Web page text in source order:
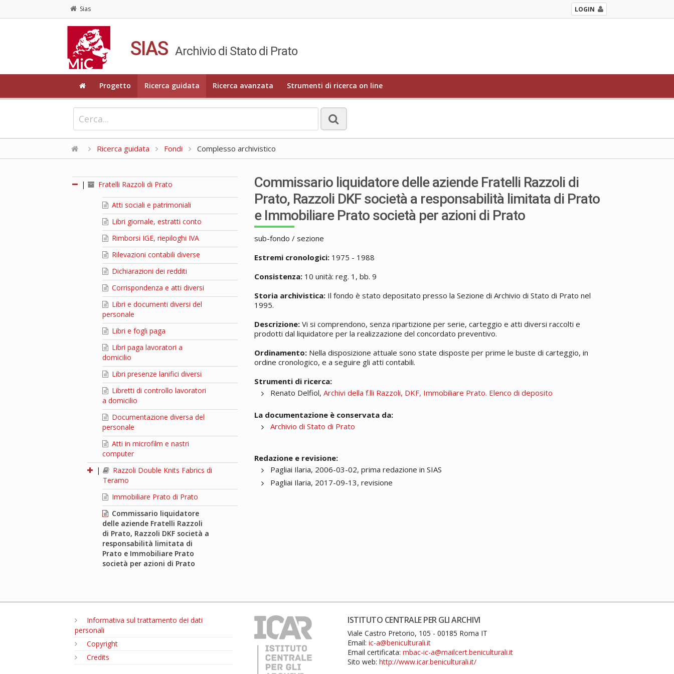
Sias LOGIN
SIAS Archivio di Stato di Prato
Progetto Ricerca guidata Ricerca avanzata Strumenti di ricerca on line
Ricerca guidata Fondi Complesso archivistico
| Fratelli Razzoli di Prato
Atti sociali e patrimoniali
Libri giornale, estratti conto
Rimborsi IGE, riepiloghi IVA
Rilevazioni contabili diverse
Dichiarazioni dei redditi
Corrispondenza e atti diversi
Libri e documenti diversi del
personale
Libri e fogli paga
Libri paga lavoratori a
domicilio
Libri presenze lanifici diversi
Libretti di controllo lavoratori
a domicilio
Documentazione diversa del
personale
Atti in microfilm e nastri
computer
|
Razzoli Double Knits Fabrics di
Teramo
Immobiliare Prato di Prato
Commissario liquidatore
delle aziende Fratelli Razzoli
di Prato, Razzoli DKF società a
responsabilità limitata di
Prato e Immobiliare Prato
società per azioni di Prato
Commissario liquidatore delle aziende Fratelli Razzoli di
Prato, Razzoli DKF società a responsabilità limitata di Prato
e Immobiliare Prato società per azioni di Prato
sub-fondo / sezione
Estremi cronologici: 1975 - 1988
Consistenza: 10 unità: reg. 1, bb. 9
Storia archivistica: Il fondo è stato depositato presso la Sezione di Archivio di Stato di Prato nel
1995.
Descrizione: Vi si comprendono, senza ripartizione per serie, carteggio e atti diversi raccolti e
prodotti dal liquidatore per la realizzazione del concordato preventivo.
Ordinamento: Nella disposizione attuale sono state disposte per prime le buste di carteggio, in
ordine cronologico, e a seguire gli atti contabili.
Strumenti di ricerca:
Renato Delfiol,Archivi della f.lli Razzoli, DKF, Immobiliare Prato. Elenco di deposito
La documentazione è conservata da:
Archivio di Stato di Prato
Redazione e revisione:
Pagliai Ilaria, 2006-03-02, prima redazione in SIAS
Pagliai Ilaria, 2017-09-13, revisione
Informativa sul trattamento dei dati
personali
Copyright
Credits
ISTITUTO CENTRALE PER GLI ARCHIVI
Viale Castro Pretorio, 105 - 00185 Roma IT
Email:ic-a@beniculturali.it
Email certificata:mbac-ic-a@mailcert.beniculturali.it
Sito web:http://www.icar.beniculturali.it/